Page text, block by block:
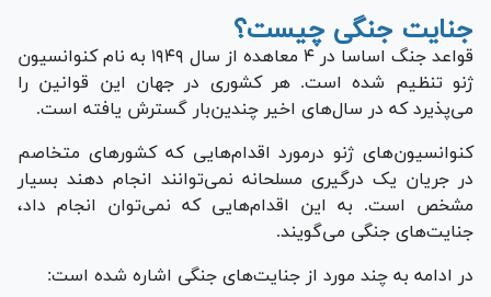
جنایت جنگی چیست؟
قواعد جنگ اساسا در ۴ معاهده از سال ۱۹۴۹ به نام کنوانسیون
ژنو تنظیم شده است. هر کشوری در جهان این قوانین را
می‌پذیرد که در سال‌های اخیر چندین‌بار گسترش یافته است.
کنوانسیون‌های ژنو درمورد اقدام‌هایی که کشور‌های متخاصم
در جریان یک درگیری مسلحانه نمی‌توانند انجام دهند بسیار
مشخص است. به این اقدام‌هایی که نمی‌توان انجام داد،
جنایت‌های جنگی می‌گویند.
در ادامه به چند مورد از جنایت‌های جنگی اشاره شده است: